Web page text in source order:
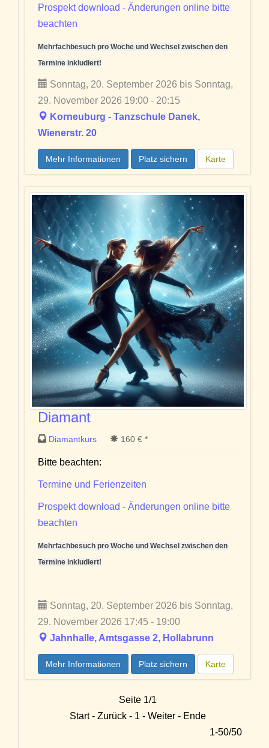
Prospekt download - Änderungen online bitte
beachten
Mehrfachbesuch pro Woche und Wechsel zwischen den
Termine inkludiert!
Sonntag, 20. September 2026 bis Sonntag,
29. November 2026 19:00 - 20:15
Korneuburg - Tanzschule Danek,
Wienerstr. 20
Mehr Informationen Platz sichern Karte
Diamant
Diamantkurs 160 € *
Bitte beachten:
Termine und Ferienzeiten
Prospekt download - Änderungen online bitte
beachten
Mehrfachbesuch pro Woche und Wechsel zwischen den
Termine inkludiert!
Sonntag, 20. September 2026 bis Sonntag,
29. November 2026 17:45 - 19:00
Jahnhalle, Amtsgasse 2, Hollabrunn
Mehr Informationen Platz sichern Karte
Seite 1/1
Start - Zurück - 1 - Weiter - Ende
1-50/50